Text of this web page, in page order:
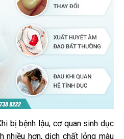
bị bệnh lậu, cơ quan sinh dục
nhiều hơn, dịch chất lỏng màu